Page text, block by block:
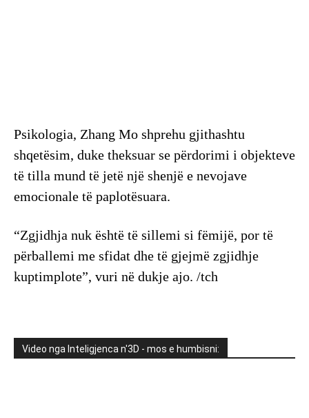
Psikologia, Zhang Mo shprehu gjithashtu
shqetësim, duke theksuar se përdorimi i objekteve
të tilla mund të jetë një shenjë e nevojave
emocionale të paplotësuara.
“Zgjidhja nuk është të sillemi si fëmijë, por të
përballemi me sfidat dhe të gjejmë zgjidhje
kuptimplote”, vuri në dukje ajo. /tch
Video nga Inteligjenca n'3D - mos e humbisni: